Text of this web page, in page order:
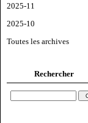
2025-11
2025-10
Toutes les archives
Rechercher